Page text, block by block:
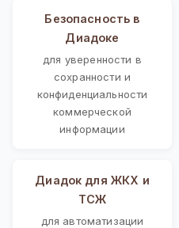
Безопасность в
Диадоке
для уверенности в
сохранности и
конфиденциальности
коммерческой
информации
Диадок для ЖКХ и
ТСЖ
для автоматизации